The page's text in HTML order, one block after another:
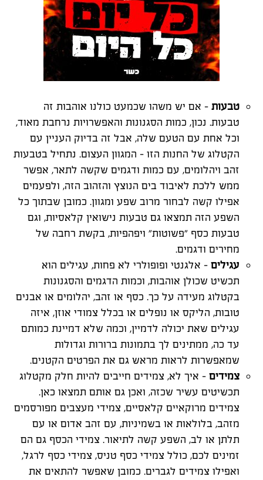
טבעות – אם יש משהו שכמעט כולנו אוהבות זה
טבעות. נכון, כמות הסגנונות והאפשרויות נרחבת מאוד,
וכל אחת עם הטעם שלה, אבל זה בדיוק העניין עם
הקטלוג של החנות הזו – המגוון העצום. נתחיל בטבעות
זהב ויהלומים, עם כמות ודגמים שקשה לתאר, אפשר
ממש ללכת לאיבוד בים הנוצץ והזהוב הזה, ולפעמים
אפילו קשה לבחור מרוב שפע ומגוון. כמובן שבתוך כל
השפע הזה תמצאו גם טבעות נישואין קלאסיות, וגם
טבעות כסף "פשוטות" ויפהפיות, בקשת רחבה של
מחירים ודגמים.
עגילים – אלגנטי ופופולרי לא פחות, עגילים הוא
תכשיט שכולן אוהבות, וכמות הדגמים והסגנונות
בקטלוג מעידה על כך. כסף או זהב, יהלומים או אבנים
טובות, הליקס או נופלים או בכלל צמודי אוזן, איזה
עגילים שאת יכולה לדמיין, וכמה שלא דמיינת כמותם
עד כה, ממתינים לך בתמונות ברורות וגדולות
שמאפשרות לראות מראש גם את הפרטים הקטנים.
צמידים – איך לא, צמידים חייבים להיות חלק מקטלוג
תכשיטים עשיר שכזה, ואכן גם אותם תמצאו כאן.
צמידים מרוקאיים קלאסיים, צמידי מעצבים מפורסמים
מזהב, בלולאות או בשמיניות, עם זהב אדום או עם
תלתן או לב, השפע קשה לתיאור. צמידי הכסף גם הם
זמינים לכם, כולל צמידי כסף טניס, צמידי כסף לרגל,
ואפילו צמידים לגברים. כמובן שאפשר להתאים את